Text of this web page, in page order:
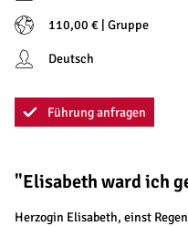
110,00 € | Gruppe
Deutsch
Führung anfragen
"Elisabeth ward ich
Herzogin Elisabeth, einst